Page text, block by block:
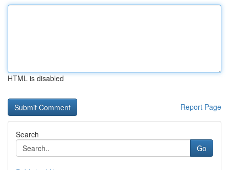
HTML is disabled
Report Page
Search
Go